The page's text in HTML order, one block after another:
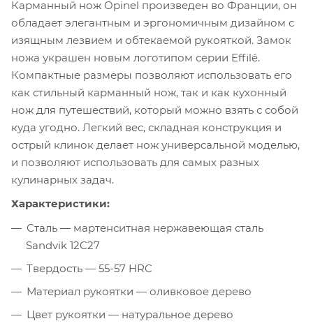
Карманный нож Opinel произведен во Франции, он
обладает элегантным и эргономичным дизайном с
изящным лезвием и обтекаемой рукояткой. Замок
ножа украшен новым логотипом серии Effilé.
Компактные размеры позволяют использовать его
как стильный карманный нож, так и как кухонный
нож для путешествий, который можно взять с собой
куда угодно. Легкий вес, складная конструкция и
острый клинок делает нож универсальной моделью,
и позволяют использовать для самых разных
кулинарных задач.
Характеристики:
Сталь — мартенситная нержавеющая сталь
Sandvik 12C27
Твердость — 55-57 HRC
Материал рукоятки — оливковое дерево
Цвет рукоятки — натуральное дерево